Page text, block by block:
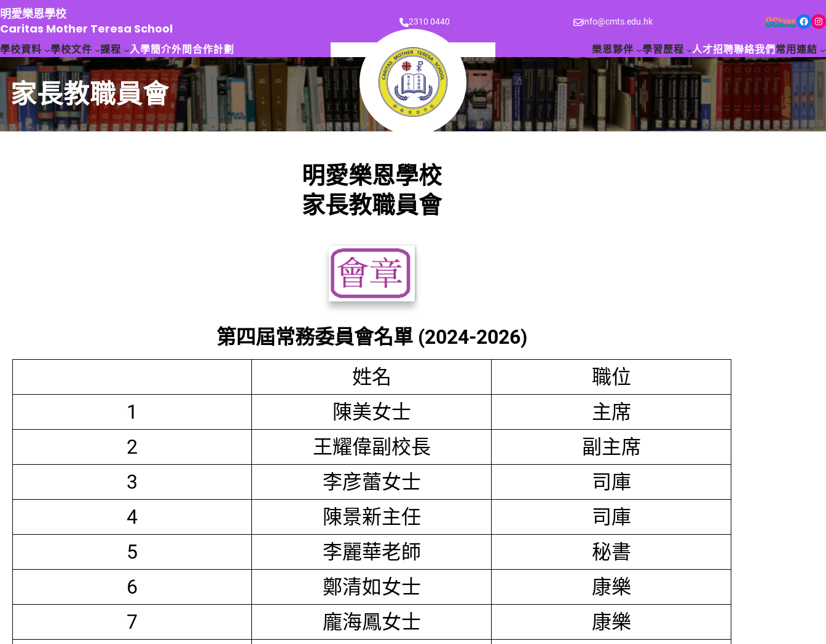
跳
至
主
要
容
明愛樂恩學校
Caritas Mother Teresa School
2310 0440 info@cmts.edu.hk Facebook Instagram
學校資料 學校文件 課程 入學簡介外間合作計劃 樂恩夥伴 學習歷程 人才招聘聯絡我們 常用連結
家長教職員會
明愛樂恩學校
家長教職員會
第四屆常務委員會名單 (2024-2026)
姓名
職位
1
陳美女士
主席
2
王耀偉副校長
副主席
3
李彦蕾女士
司庫
4
陳景新主任
司庫
5
李麗華老師
秘書
6
鄭清如女士
康樂
7
龐海鳳女士
康樂